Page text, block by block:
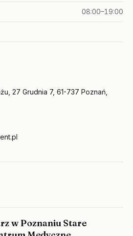
08:00–19:00
27 Grudnia 7, 61-737 Poznań,
w Poznaniu Stare